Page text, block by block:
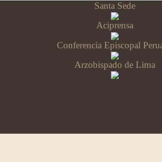
Santa Sede
Aciprensa
Conferencia Episcopal
Arzobispado de Lima